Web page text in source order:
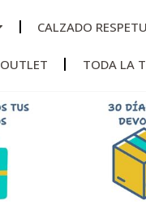
CALZADO
OUTLET TODA LA